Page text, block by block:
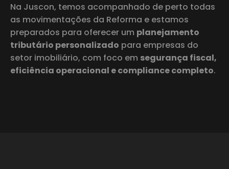
Na Juscon, temos acompanhado de perto todas
as movimentações da Reforma e estamos
preparados para oferecer um planejamento
tributário personalizado para empresas do
setor imobiliário, com foco em segurança fiscal,
eficiência operacional e compliance completo.